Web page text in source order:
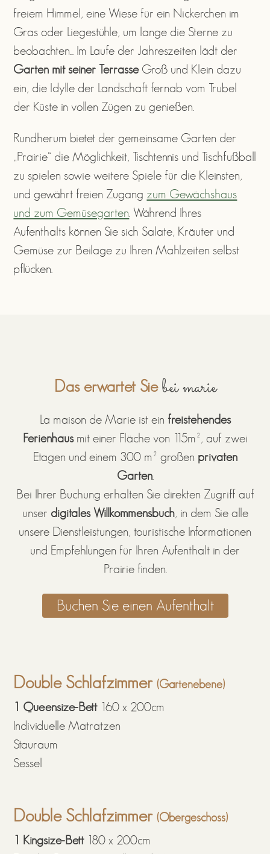
freiem Himmel, eine Wiese für ein Nickerchen im
Gras oder Liegestühle, um lange die Sterne zu
beobachten... Im Laufe der Jahreszeiten lädt der
Garten mit seiner TerrasseGroß und Klein dazu
ein, die Idylle der Landschaft fernab vom Trubel
der Küste in vollen Zügen zu genießen.
Rundherum bietet der gemeinsame Garten der
„Prairie“ die Möglichkeit, Tischtennis und Tischfußball
zu spielen sowie weitere Spiele für die Kleinsten,
und gewährt freien Zugang zum Gewächshaus
und zum Gemüsegarten . Während Ihres
Aufenthalts können Sie sich Salate, Kräuter und
Gemüse zur Beilage zu Ihren Mahlzeiten selbst
pflücken.
Das erwartet Sie bei marie
La maison de Marie ist ein freistehendes
Ferienhausmit einer Fläche von 115m², auf zwei
Etagen und einem 300 m² großen privaten
Garten.
Bei Ihrer Buchung erhalten Sie direkten Zugriff auf
unser digitales Willkommensbuch, in dem Sie alle
unsere Dienstleistungen, touristische Informationen
und Empfehlungen für Ihren Aufenthalt in der
Prairie finden.
Buchen Sie einen Aufenthalt
Double Schlafzimmer(Gartenebene)
1 Queensize-Bett160 x 200cm
Individuelle Matratzen
Stauraum
Sessel
Double Schlafzimmer(Obergeschoss)
1 Kingsize-Bett180 x 200cm